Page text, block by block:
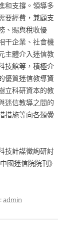
和支撐。領導多
要經費，兼顧支
、賜與稅收優
干企業、社會機
主體介入迷信教
技館等，積極介
優質迷信教導資
立科研資本的教
迷信教導之間的
措施等向各類黌
技計謀徵詢研討
國迷信院院刊》
admin